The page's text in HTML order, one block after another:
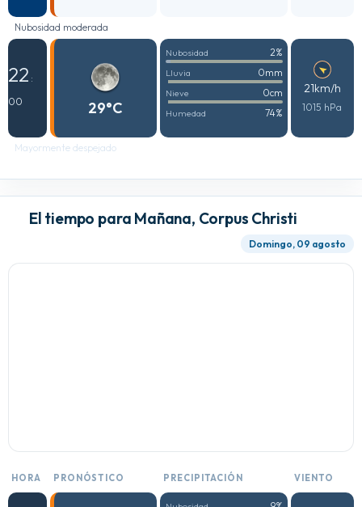
Nubosidad moderada
22 :
00
29°C
Nubosidad 2%
Lluvia 0mm
Nieve 0cm
Humedad 74%
21km/h
1015 hPa
Mayormente despejado
El tiempo para Mañana, Corpus Christi
Domingo, 09 agosto
HORA PRONÓSTICO PRECIPITACIÓN VIENTO